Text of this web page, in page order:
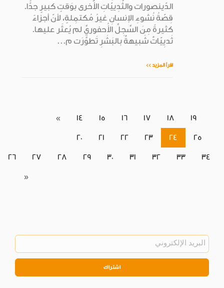
الدّينصورات والثَّدِييّاتِ الأُخرى بوَقتٍ كبيرٍ جدًّا.
قِصّةُ نُشوءِ الإنسانِ غيرُ مُكتمِلةٍ، لأنّ أجزاءً
كثيرةً مِنَ السِّجِلِّ الأُحفوريِّ لم يُعثَر عليها.
ثَديِيّاتٌ شَبيهةٌ بالبَشَرِ تَطوَّرَت م...
اقرأ المزيد >>
« 14 15 16 17 18 19
20 21 22 23 24 25
26 27 28 29 30 31 32 33 34
»
اشتراك